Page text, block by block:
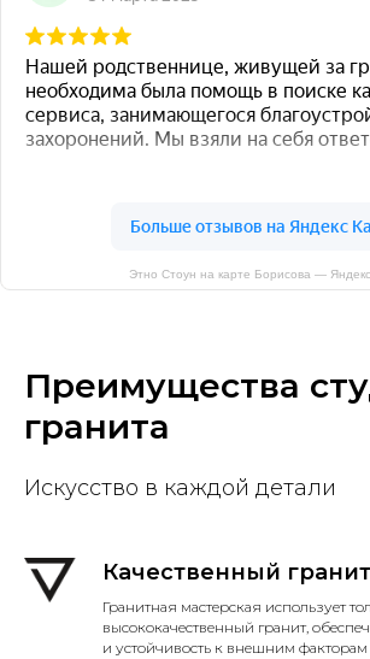
Этно Стоун на карте Борисова —
Преимущества
гранита
Искусство в каждой детали
Качественный гранит
Гранитная мастерская использует
высококачественный гранит,
и устойчивость к внешним факторам